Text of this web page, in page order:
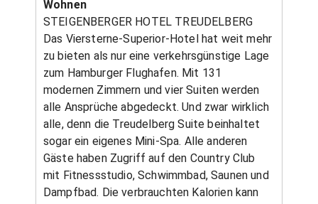
Wohnen
STEIGENBERGER HOTEL TREUDELBERG
Das Viersterne-Superior-Hotel hat weit mehr
zu bieten als nur eine verkehrsgünstige Lage
zum Hamburger Flughafen. Mit 131
modernen Zimmern und vier Suiten werden
alle Ansprüche abgedeckt. Und zwar wirklich
alle, denn die Treudelberg Suite beinhaltet
sogar ein eigenes Mini-Spa. Alle anderen
Gäste haben Zugriff auf den Country Club
mit Fitnessstudio, Schwimmbad, Saunen und
Dampfbad. Die verbrauchten Kalorien kann